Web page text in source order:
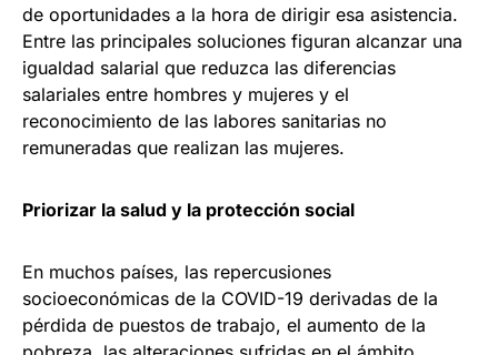
de oportunidades a la hora de dirigir esa asistencia.
Entre las principales soluciones figuran alcanzar una
igualdad salarial que reduzca las diferencias
salariales entre hombres y mujeres y el
reconocimiento de las labores sanitarias no
remuneradas que realizan las mujeres.
Priorizar la salud y la protección social
En muchos países, las repercusiones
socioeconómicas de la COVID-19 derivadas de la
pérdida de puestos de trabajo, el aumento de la